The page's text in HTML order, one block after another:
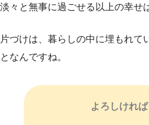
淡々と無事に過ごせる以上の幸せ
片づけは、暮らしの中に埋もれて
となんですね。
よろしけれ